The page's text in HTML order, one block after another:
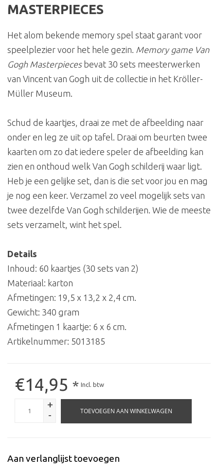
MASTERPIECES
Het alom bekende memory spel staat garant voor
speelplezier voor het hele gezin. Memory game Van
Gogh Masterpiecesbevat 30 sets meesterwerken
van Vincent van Gogh uit de collectie in het Kröller-
Müller Museum.
Schud de kaartjes, draai ze met de afbeelding naar
onder en leg ze uit op tafel. Draai om beurten twee
kaarten om zo dat iedere speler de afbeelding kan
zien en onthoud welk Van Gogh schilderij waar ligt.
Heb je een gelijke set, dan is die set voor jou en mag
je nog een keer. Verzamel zo veel mogelijk sets van
twee dezelfde Van Gogh schilderijen. Wie de meeste
sets verzamelt, wint het spel.
Details
Inhoud: 60 kaartjes (30 sets van 2)
Materiaal: karton
Afmetingen: 19,5 x 13,2 x 2,4 cm.
Gewicht: 340 gram
Afmetingen 1 kaartje: 6 x 6 cm.
Artikelnummer: 5013185
€14,95 * Incl. btw
+
-
TOEVOEGEN AAN WINKELWAGEN
Aan verlanglijst toevoegen